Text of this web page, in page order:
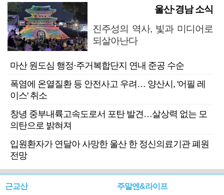
울산·경남 소식
진주성의 역사, 빛과 미디어로
되살아난다
마산 원도심 행정·주거복합단지 연내 준공 수순
폭염에 온열질환 등 안전사고 우려… 양산시, '어필 레
이스' 취소
창녕 중부내륙고속도로서 포탄 발견…살상력 없는 모
의탄으로 밝혀져
입원환자가 연달아 사망한 울산 한 정신의료기관 폐원
전망
근교산 주말엔&라이프